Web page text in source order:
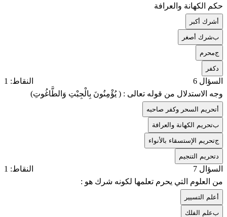
حكم الكهانة والعرافة
شرك أكبر
بشرك أصغر
جمحرم
كفر
السؤال 6
النقاط: 1
وجه الاستدلال من قوله تعالى : ( يُؤْمِنُونَ بِالْجِبْتِ وَالطَّاغُوتِ)
تحريم السحر وكفر صاحبه
بتحريم الكهانة والعرافة
جتحريم الإستسقاء بالأنواء
تحريم التنجيم
السؤال 7
النقاط: 1
من العلوم التي يحرم تعلمها لكونه شرك هو :
علم التسيير
بعلم الفلك